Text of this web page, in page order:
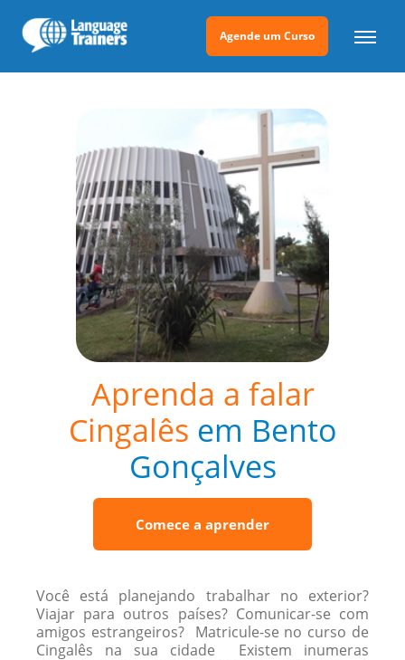
Agende um Curso
Aprenda a falar
Cingalês em Bento
Gonçalves
Comece a aprender
Você está planejando trabalhar no exterior?
Viajar para outros países? Comunicar-se com
amigos estrangeiros? Matricule-se no curso de
Cingalês na sua cidade Existem inumeras